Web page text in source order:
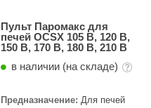
Пульт Паромакс для
печей OCSX 105 B, 120 В,
150 В, 170 В, 180 В, 210 В
в наличии (на складе)
Предназначение: Для печей